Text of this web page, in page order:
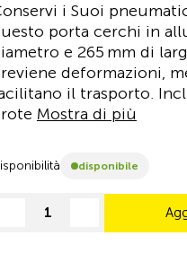
i Suoi
porta cerchi in
e 265 mm di
deformazioni,
il trasporto.
Mostra di più
disponibile
decrease quantityincrease